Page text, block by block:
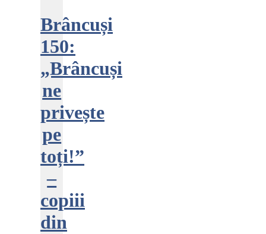
Brâncuși
150:
„Brâncuși
ne
privește
pe
toți!”
–
copiii
din